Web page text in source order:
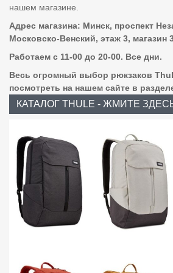
нашем магазине.
Адрес магазина: Минск, проспект
Московско-Венский, этаж 3, магазин
Работаем с 11-00 до 20-00. Все дни.
Весь огромный выбор рюкзаков
посмотреть на нашем сайте в
КАТАЛОГ THULE - ЖМИТЕ